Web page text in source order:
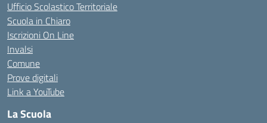
Ufficio Scolastico Territoriale
Scuola in Chiaro
Iscrizioni On Line
Invalsi
Comune
Prove digitali
Link a YouTube
La Scuola